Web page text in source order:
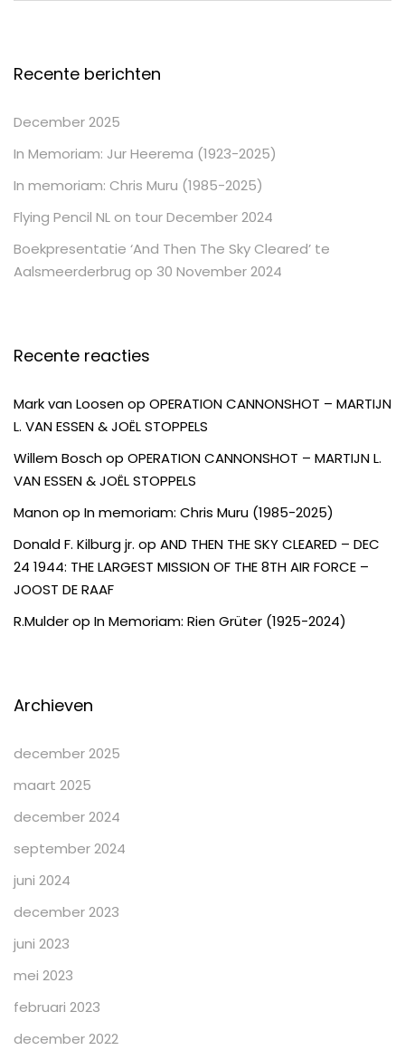
Recente berichten
December 2025
In Memoriam: Jur Heerema (1923-2025)
In memoriam: Chris Muru (1985-2025)
Flying Pencil NL on tour December 2024
Boekpresentatie ‘And Then The Sky Cleared’ te
Aalsmeerderbrug op 30 November 2024
Recente reacties
Mark van Loosenop OPERATION CANNONSHOT – MARTIJN
L. VAN ESSEN & JOËL STOPPELS
Willem Boschop OPERATION CANNONSHOT – MARTIJN L.
VAN ESSEN & JOËL STOPPELS
Manonop In memoriam: Chris Muru (1985-2025)
Donald F. Kilburg jr. op AND THEN THE SKY CLEARED – DEC
24 1944: THE LARGEST MISSION OF THE 8TH AIR FORCE –
JOOST DE RAAF
R.Mulderop In Memoriam: Rien Grüter (1925-2024)
Archieven
december 2025
maart 2025
december 2024
september 2024
juni 2024
december 2023
juni 2023
mei 2023
februari 2023
december 2022